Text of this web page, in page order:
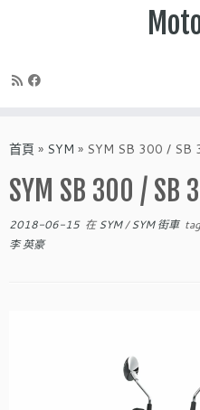
to首頁 » SYM » SYM SB 300 / SB
SYM SB 300 / SB
2018-06-15在SYM/SYM 街車
李 英豪